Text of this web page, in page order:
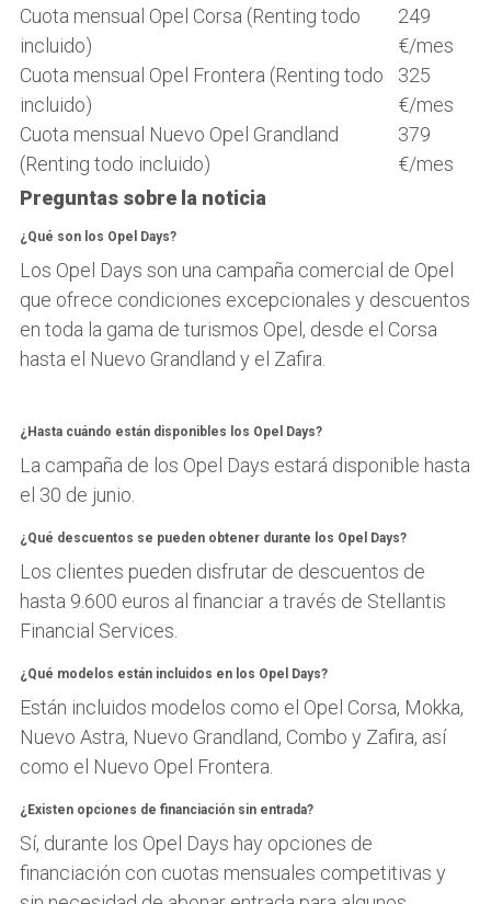
Cuota mensual Opel Corsa (Renting todo
incluido)
249
€/mes
Cuota mensual Opel Frontera (Renting todo
incluido)
325
€/mes
Cuota mensual Nuevo Opel Grandland
(Renting todo incluido)
379
€/mes
Preguntas sobre la noticia
¿Qué son los Opel Days?
Los Opel Days son una campaña comercial de Opel
que ofrece condiciones excepcionales y descuentos
en toda la gama de turismos Opel, desde el Corsa
hasta el Nuevo Grandland y el Zafira.
¿Hasta cuándo están disponibles los Opel Days?
La campaña de los Opel Days estará disponible hasta
el 30 de junio.
¿Qué descuentos se pueden obtener durante los Opel Days?
Los clientes pueden disfrutar de descuentos de
hasta 9.600 euros al financiar a través de Stellantis
Financial Services.
¿Qué modelos están incluidos en los Opel Days?
Están incluidos modelos como el Opel Corsa, Mokka,
Nuevo Astra, Nuevo Grandland, Combo y Zafira, así
como el Nuevo Opel Frontera.
¿Existen opciones de financiación sin entrada?
Sí, durante los Opel Days hay opciones de
financiación con cuotas mensuales competitivas y